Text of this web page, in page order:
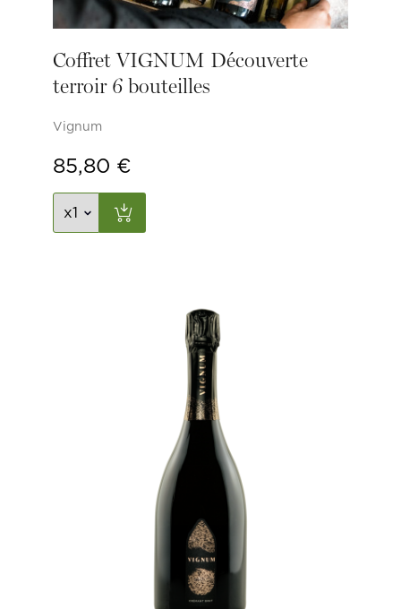
Coffret VIGNUM Découverte
terroir 6 bouteilles
Vignum
85,80 €